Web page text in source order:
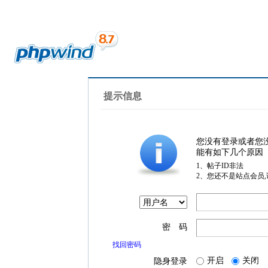
提示信息
您没有登录或者您
能有如下几个原因
1、帖子ID非法
2、您还不是站点会员
密 码
找回密码
隐身登录 开启 关闭